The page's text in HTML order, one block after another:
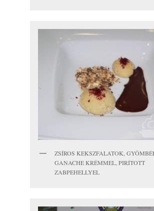
ZSÍROS KEKSZFALATOK,
GANACHE KRÉMMEL, PIRÍTOTT
ZABPEHELLYEL